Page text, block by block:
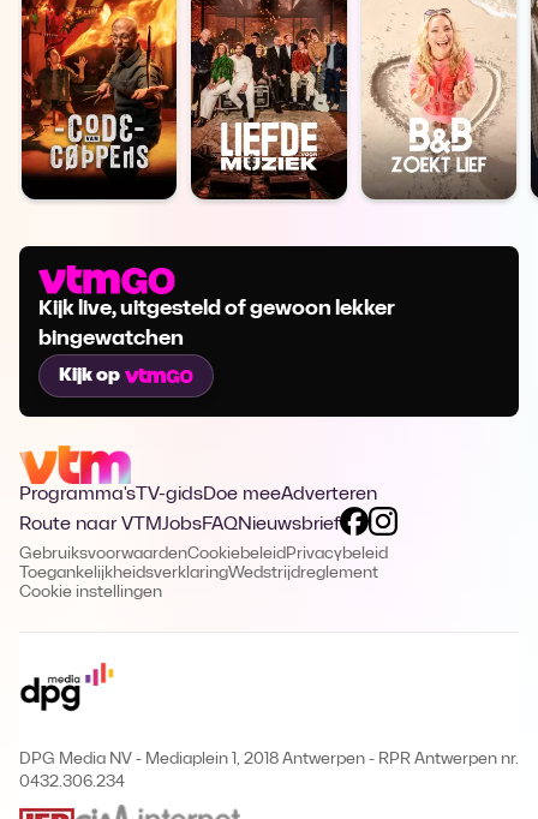
Kijk live, uitgesteld of gewoon lekker
bingewatchen
Kijk op
Programma'sTV-gidsDoe meeAdverteren
Route naar VTMJobsFAQNieuwsbrief
GebruiksvoorwaardenCookiebeleid Privacybeleid
ToegankelijkheidsverklaringWedstrijdreglement
Cookie instellingen
DPG Media NV - Mediaplein 1, 2018 Antwerpen - RPR Antwerpen nr.
0432.306.234